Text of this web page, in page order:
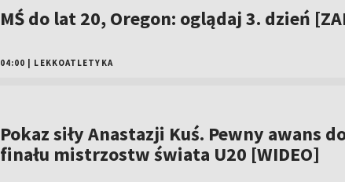
MŚ do lat 20, Oregon: oglądaj 3. dzień
04:00 LEKKOATLETYKA
Pokaz siły Anastazji Kuś. Pewny awans
finału mistrzostw świata U20 [WIDEO]